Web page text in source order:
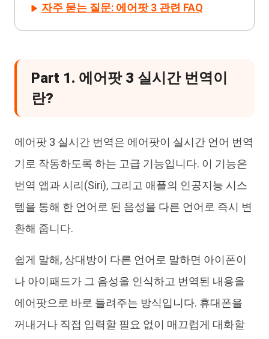
자주 묻는 질문: 에어팟 3 관련 FAQ
Part 1. 에어팟 3 실시간 번역이
란?
에어팟 3 실시간 번역은 에어팟이 실시간 언어 번역
기로 작동하도록 하는 고급 기능입니다. 이 기능은
번역 앱과 시리(Siri), 그리고 애플의 인공지능 시스
템을 통해 한 언어로 된 음성을 다른 언어로 즉시 변
환해 줍니다.
쉽게 말해, 상대방이 다른 언어로 말하면 아이폰이
나 아이패드가 그 음성을 인식하고 번역된 내용을
에어팟으로 바로 들려주는 방식입니다. 휴대폰을
꺼내거나 직접 입력할 필요 없이 매끄럽게 대화할